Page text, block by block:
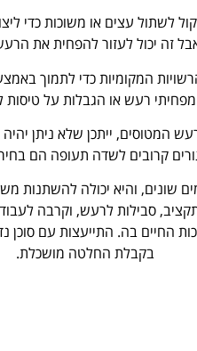
עצים או משוכות כדי
אבל זה יכול לעזור להפחית את
המקומיות כדי לתמוך
מפחיתי רעש או הגבלות על טיסות
המטוסים, ייתכן שלא ניתן
קרובים לשדה תעופה הם
שונים, והיא יכולה להשתנות
סבילות לרעש, וקרבה
החיים בה. התייעצות עם סוכן
בקבלת החלטה מושכלת.